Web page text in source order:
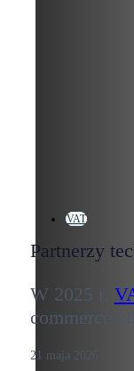
VAT
Partnerzy
W 2025 r.
commerce
21 maja 2026